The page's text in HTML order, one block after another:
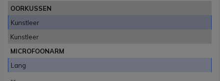
OORKUSSEN
Kunstleer
Kunstleer
MICROFOONARM
Lang